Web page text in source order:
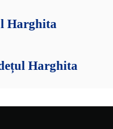
Harghita
Harghita